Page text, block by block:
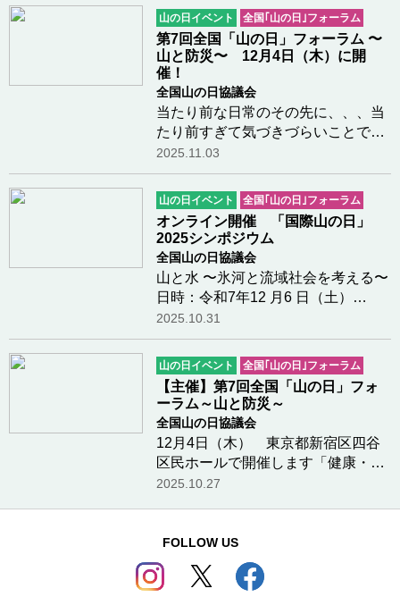
配信をいたします。
https://www.youtube.com/live/
つづきを読む
山の日イベント 全国｢山の日｣フォーラム
第7回全国「山の日」フォーラム 〜
山と防災〜 12月4日（木）に開
催！
全国山の日協議会
当たり前な日常のその先に、、、当
たり前すぎて気づきづらいことです
が、「健康・教育・防災・環境・経
済・文化・信仰」など様々な生活の
シーンに「山に親しむ機会」と「そ
の恩恵」があります。そんな当たり
前なことを改め…つづきを読む
2025.11.03
山の日イベント 全国｢山の日｣フォーラム
オンライン開催 「国際山の日」
2025シンポジウム
全国山の日協議会
山と水 〜氷河と流域社会を考える〜
日時：令和7年12 月6 日（土）
10:00〜17:00場所：Zoom ウェビナ
ー オンライン配信のみ 参加費無償
参加者数：約200名使用言語：日本
語、英語（字幕付与予定）主
催：公益財団法人全国山…つづきを
読む
2025.10.31
山の日イベント 全国｢山の日｣フォーラム
【主催】第7回全国「山の日」フォ
ーラム～山と防災～
全国山の日協議会
12月4日（木） 東京都新宿区四谷
区民ホールで開催します「健康・教
育・防災・環境・経済・文化・信
ります。それを身近な例でお示しす
る機会として、これ…つづきを読む
2025.10.27
FOLLOW US